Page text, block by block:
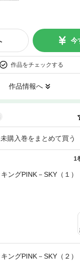
今
作品をチェックする
作品情報へ
未購入巻をまとめて買う
1
ングPINK－SKY（１）
ングPINK－SKY（２）